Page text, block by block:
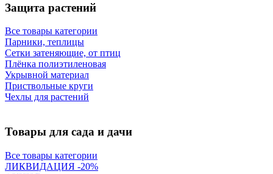
Защита растений
Все товары категории
Парники, теплицы
Сетки затеняющие, от птиц
Плёнка полиэтиленовая
Укрывной материал
Приствольные круги
Чехлы для растений
Товары для сада и дачи
Все товары категории
ЛИКВИДАЦИЯ -20%